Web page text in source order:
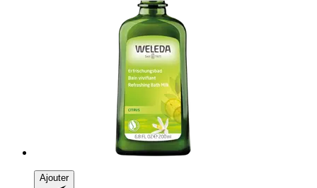
Ajouter